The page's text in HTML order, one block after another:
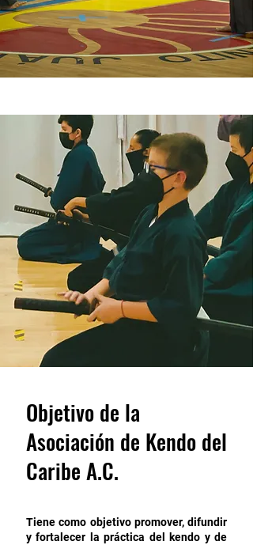
Objetivo de la
Asociación de Kendo del
Caribe A.C.
Tiene como objetivo promover, difundir
y fortalecer la práctica del kendo y de